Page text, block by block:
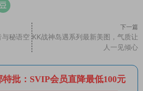
秘语空
下一篇
KK战神岛遇系列最新美图，气质让
人一见倾心
批：SVIP会员直降最低100元